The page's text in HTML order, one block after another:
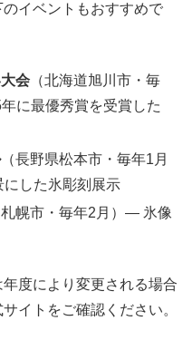
イベントもおすすめで
会 （北海道旭川市・毎
に最優秀賞を受賞した
（長野県松本市・毎年1月
した氷彫刻展示
札幌市・毎年2月）— 氷像
度により変更される場合
イトをご確認ください。